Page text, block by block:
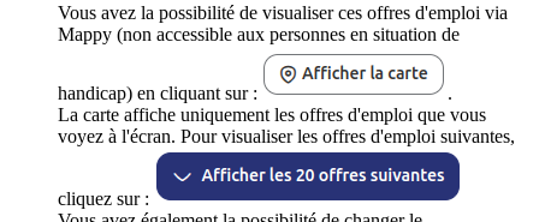
Vous avez la possibilité de visualiser ces offres d'emploi via
Mappy (non accessible aux personnes en situation de
handicap) en cliquant sur :
.
La carte affiche uniquement les offres d'emploi que vous
voyez à l'écran. Pour visualiser les offres d'emploi suivantes,
cliquez sur :